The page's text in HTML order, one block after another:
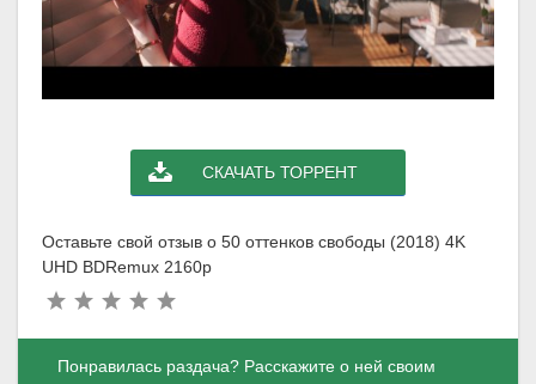
СКАЧАТЬ ТОРРЕНТ
Оставьте свой отзыв о 50 оттенков свободы (2018) 4K
UHD BDRemux 2160p
Понравилась раздача? Расскажите о ней своим